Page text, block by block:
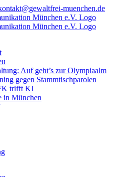
muenchen.de
Auf geht’s zur Olympiaalm
gegen Stammtischparolen
trifft KI
in München